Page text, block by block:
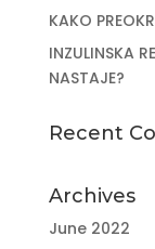
KAKO
INZULINSKA
NASTAJE?
Recent
Archives
June 2022